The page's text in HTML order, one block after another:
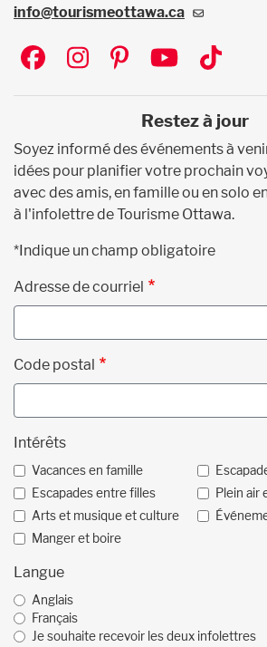
info@tourismeottawa.ca
Social
Restez à jour
Soyez informé des événements à
idées pour planifier votre prochain
avec des amis, en famille ou en solo
à l'infolettre de Tourisme Ottawa.
*Indique un champ obligatoire
Adresse de courriel
Code postal
Intérêts
Vacances en famille
Escapades entre filles
Plein air
Arts et musique et culture
Manger et boire
Langue
Anglais
Français
Je souhaite recevoir les deux infolettres